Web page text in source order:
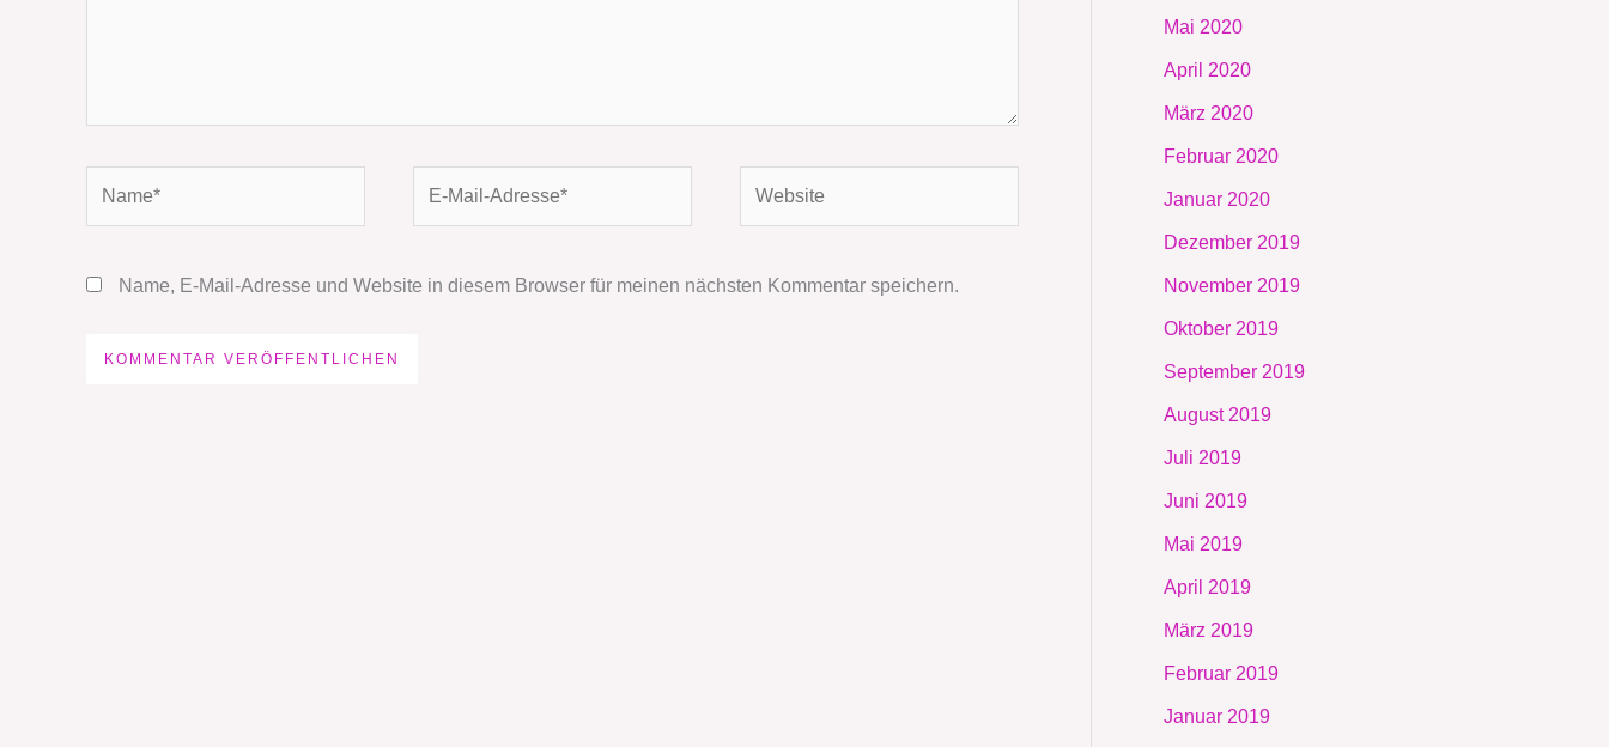
Mail-
Name, E-Mail-Adresse und Website in diesem Browser für meinen nächsten Kommentar speichern.
Mai 2020
April 2020
März 2020
Februar 2020
Januar 2020
Dezember 2019
November 2019
Oktober 2019
September 2019
August 2019
Juli 2019
Juni 2019
Mai 2019
April 2019
März 2019
Februar 2019
Januar 2019